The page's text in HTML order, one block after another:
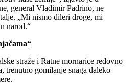
general Vladimir Padrino, ne
„Mi nismo dileri droge, mi
narod.“
straže i Ratne mornarice redovno
trenutno gomilanje snaga daleko